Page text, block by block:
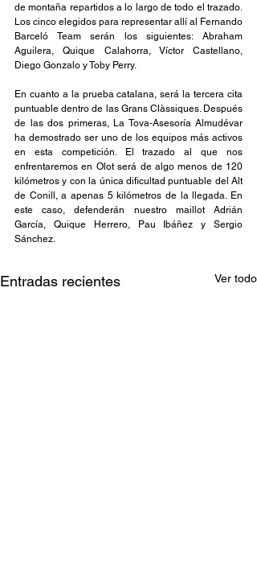
de montaña repartidos a lo largo de todo el trazado.
Los cinco elegidos para representar allí al Fernando
Barceló Team serán los siguientes: Abraham
Aguilera, Quique Calahorra, Víctor Castellano,
Diego Gonzalo y Toby Perry.
En cuanto a la prueba catalana, será la tercera cita
puntuable dentro de las Grans Clàssiques. Después
de las dos primeras, La Tova-Asesoría Almudévar
ha demostrado ser uno de los equipos más activos
en esta competición. El trazado al que nos
enfrentaremos en Olot será de algo menos de 120
kilómetros y con la única dificultad puntuable del Alt
de Conill, a apenas 5 kilómetros de la llegada. En
este caso, defenderán nuestro maillot Adrián
García, Quique Herrero, Pau Ibáñez y Sergio
Sánchez.
Entradas recientes Ver todo